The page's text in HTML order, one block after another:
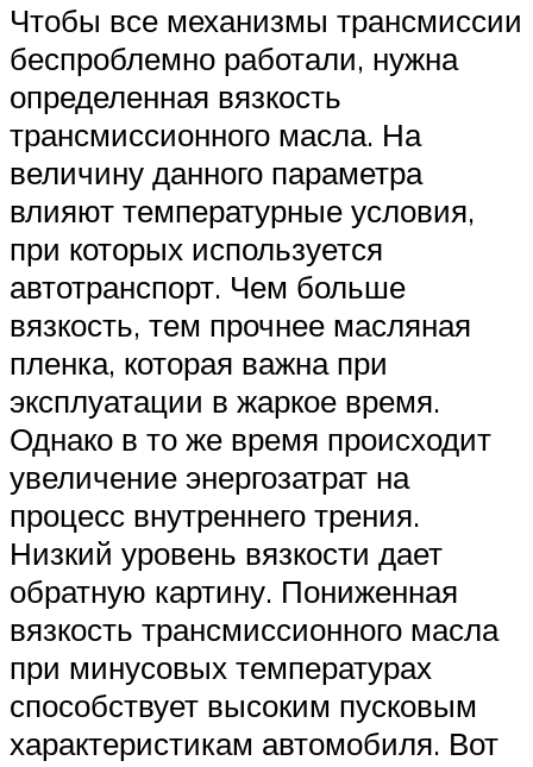
Чтобы все механизмы трансмиссии
беспроблемно работали, нужна
определенная вязкость
трансмиссионного масла. На
величину данного параметра
влияют температурные условия,
при которых используется
автотранспорт. Чем больше
вязкость, тем прочнее масляная
пленка, которая важна при
эксплуатации в жаркое время.
Однако в то же время происходит
увеличение энергозатрат на
процесс внутреннего трения.
Низкий уровень вязкости дает
обратную картину. Пониженная
вязкость трансмиссионного масла
при минусовых температурах
способствует высоким пусковым
характеристикам автомобиля. Вот